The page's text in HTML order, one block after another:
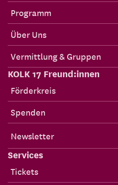
Programm
Über Uns
Vermittlung & Gruppen
KOLK 17 Freund:innen
Förderkreis
Spenden
Newsletter
Services
Tickets